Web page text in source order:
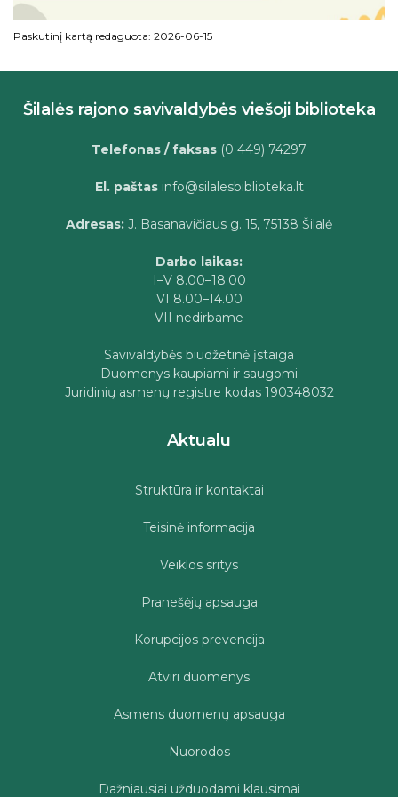
Paskutinį kartą redaguota: 2026-06-15
Šilalės rajono savivaldybės viešoji biblioteka
Telefonas / faksas (0 449) 74297
El. paštasinfo@silalesbiblioteka.lt
Adresas: J. Basanavičiaus g. 15, 75138 Šilalė
Darbo laikas:
I–V 8.00–18.00
VI 8.00–14.00
VII nedirbame
Savivaldybės biudžetinė įstaiga
Duomenys kaupiami ir saugomi
Juridinių asmenų registre kodas 190348032
Aktualu
Struktūra ir kontaktai
Teisinė informacija
Veiklos sritys
Pranešėjų apsauga
Korupcijos prevencija
Atviri duomenys
Asmens duomenų apsauga
Nuorodos
Dažniausiai užduodami klausimai